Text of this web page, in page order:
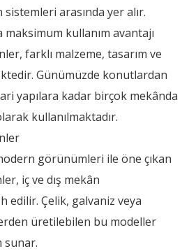
arasında yer alır.
kullanım avantajı
farklı malzeme, tasarım ve
Günümüzde konutlardan
yapılara kadar birçok mekânda
kullanılmaktadır.
görünümleri ile öne çıkan
iç ve dış mekân
edilir. Çelik, galvaniz veya
üretilebilen bu modeller
sunar.